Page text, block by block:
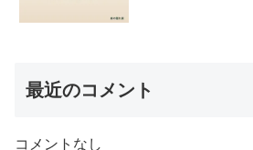
最近のコメント
コメントなし